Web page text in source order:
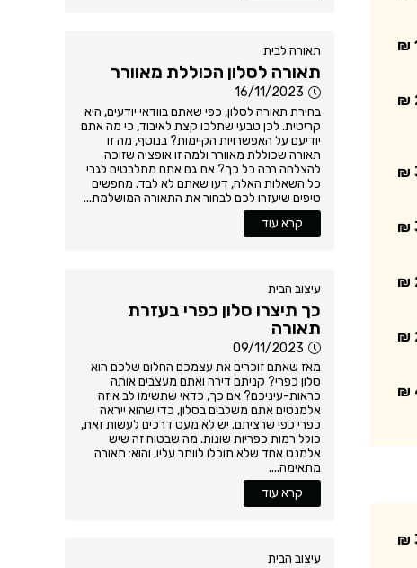
תאורה לבית
תאורה לסלון הכוללת מאוורר
16/11/2023
בחירת תאורה לסלון, כפי שאתם בוודאי יודעים, היא
קריטית. לכן טבעי שתלכו קצת לאיבוד, כי מה אתם
יודיעם על האפשרויות הקיימות? בנוסף, מה זו
תאורה שכוללת מאוורר ולמה זו אופציה שזוכה
להצלחה רבה כל כך? אם גם אתם מתלבטים לגבי
כל השאלות האלה, דעו שאתם לא לבד. מחפשים
טיפים שיעזרו לכם לבחור את התאורה המושלמת...
קרא עוד
עיצוב הבית
כך תיצרו סלון כפרי בעזרת
תאורה
09/11/2023
מאז שאתם זוכרים את עצמכם החלום שלכם הוא
סלון כפרי? קניתם דירה ואתם מעצבים אותה
כראות-עיניכם? אם כך, כדאי שתשימו לב איזה
אלמנטים אתם משלבים בסלון, כדי שהוא ייראה
כפרי כפי שרציתם. יש לא מעט דרכים לעשות זאת,
כולל רמות כפריות שונות. מה שבטוח זה שיש
אלמנט אחד שלא תוכלו לוותר עליו, והוא: תאורה
מתאימה....
קרא עוד
עיצוב הבית